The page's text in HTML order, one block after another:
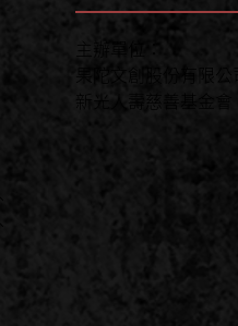
果陀文創股份有限公司